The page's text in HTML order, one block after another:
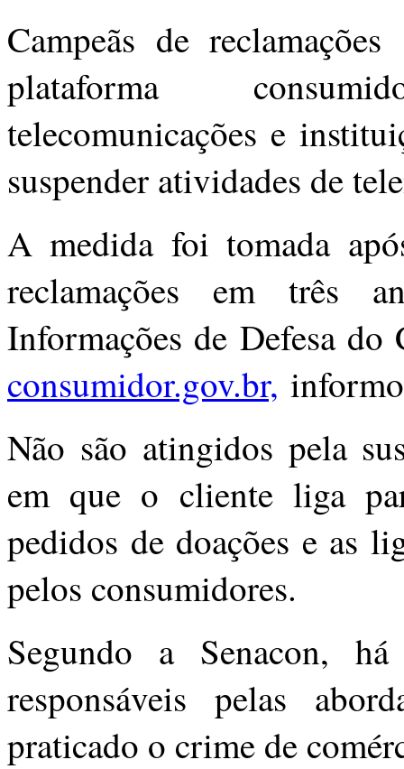
Campeãs de
plataforma
telecomunicações e
suspender atividades de
A medida foi tomada
reclamações em três
Informações de Defesa
consumidor.gov.br,
Não são atingidos pela
em que o cliente liga
pedidos de doações e as
pelos consumidores.
Segundo a Senacon,
responsáveis pelas
praticado o crime de